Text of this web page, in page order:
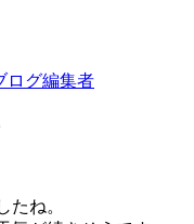
ログ編集者
たね。